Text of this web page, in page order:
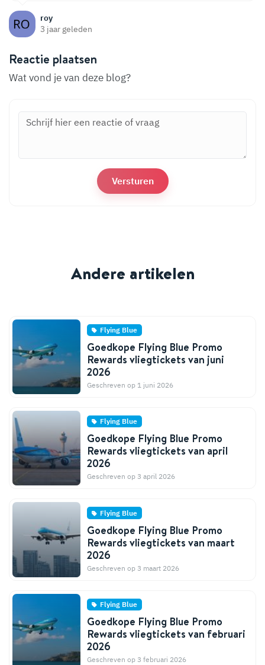
roy
3 jaar geleden
Reactie plaatsen
Wat vond je van deze blog?
Andere artikelen
Flying Blue
Goedkope Flying Blue Promo
Rewards vliegtickets van juni
2026
Geschreven op 1 juni 2026
Flying Blue
Goedkope Flying Blue Promo
Rewards vliegtickets van april
2026
Geschreven op 3 april 2026
Flying Blue
Goedkope Flying Blue Promo
Rewards vliegtickets van maart
2026
Geschreven op 3 maart 2026
Flying Blue
Goedkope Flying Blue Promo
Rewards vliegtickets van februari
2026
Geschreven op 3 februari 2026